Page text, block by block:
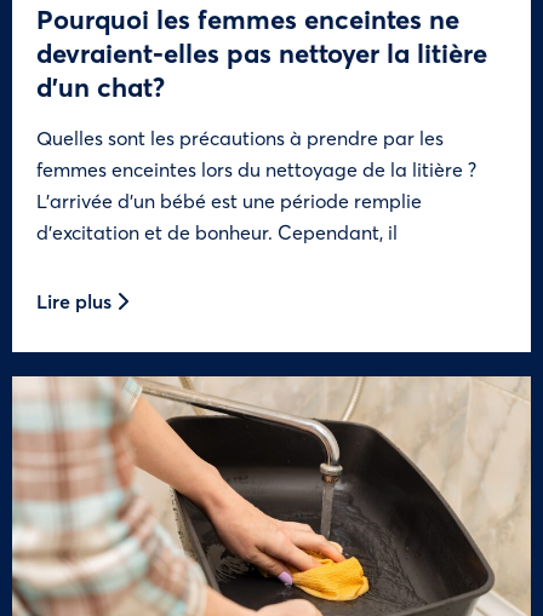
Pourquoi les femmes enceintes ne
devraient-elles pas nettoyer la litière
d’un chat?
Quelles sont les précautions à prendre par les
femmes enceintes lors du nettoyage de la litière ?
L’arrivée d’un bébé est une période remplie
d’excitation et de bonheur. Cependant, il
Lire plus